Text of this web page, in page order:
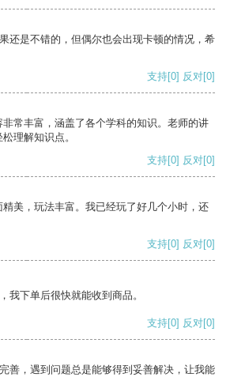
还是不错的，但偶尔也会出现卡顿的情况，希
支持[0] 反对[0]
常丰富，涵盖了各个学科的知识。老师的讲
理解知识点。
支持[0] 反对[0]
美，玩法丰富。我已经玩了好几个小时，还
支持[0] 反对[0]
我下单后很快就能收到商品。
支持[0] 反对[0]
善，遇到问题总是能够得到妥善解决，让我能